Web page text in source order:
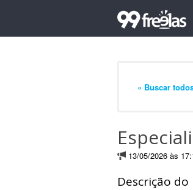
« Buscar
13/05/2026 às
Descrição